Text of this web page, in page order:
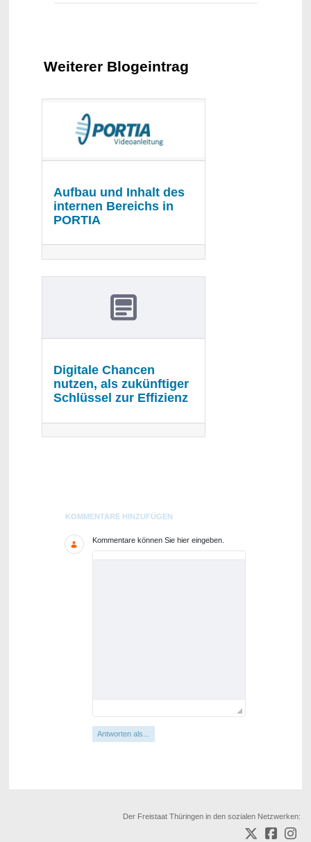
Weiterer Blogeintrag
Aufbau und Inhalt des
internen Bereichs in
PORTIA
Digitale Chancen
nutzen, als zukünftiger
Schlüssel zur Effizienz
Blogs
KOMMENTARE HINZUFÜGEN
Kommentare können Sie hier eingeben.
Antworten als...
Der Freistaat Thüringen in den sozialen Netzwerken: